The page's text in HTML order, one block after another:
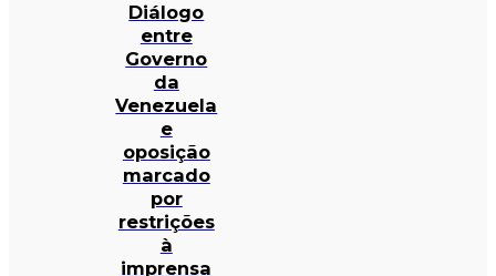
Diálogo
entre
Governo
da
Venezuela
e
oposição
marcado
por
restrições
à
imprensa